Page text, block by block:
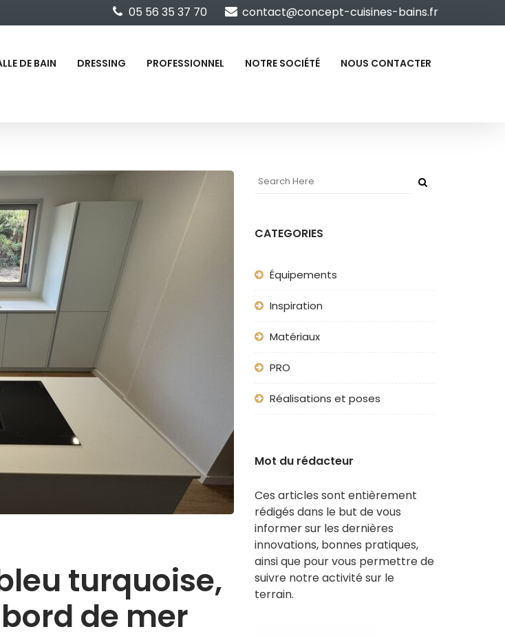
05 56 35 37 70 contact@concept-cuisines-bains.fr
DE BAIN DRESSING PROFESSIONNEL NOTRE SOCIÉTÉ NOUS CONTACTER
turquoise,
de mer
CATEGORIES
Équipements
Inspiration
Matériaux
PRO
Réalisations et poses
Mot du rédacteur
Ces articles sont entièrement
rédigés dans le but de vous
informer sur les dernières
innovations, bonnes pratiques,
ainsi que pour vous permettre de
suivre notre activité sur le
terrain.